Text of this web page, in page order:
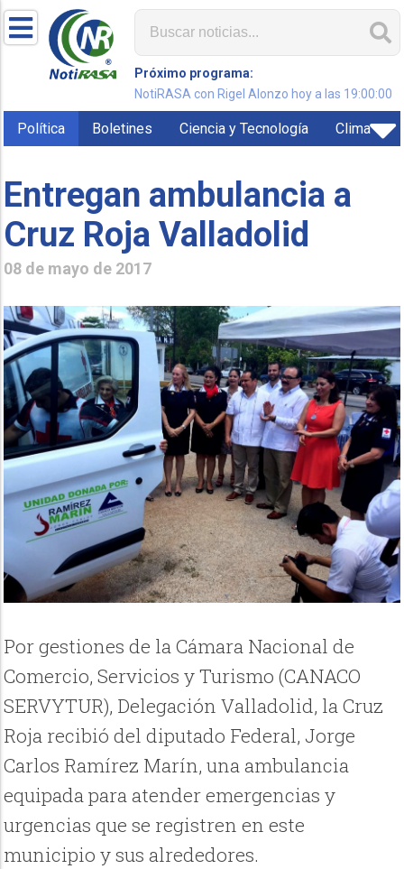
Próximo programa:
NotiRASA con Rigel Alonzo hoy a las 19:00:00
Política Boletines Ciencia y Tecnología Clima
Entregan ambulancia a
Cruz Roja Valladolid
08 de mayo de 2017
Por gestiones de la Cámara Nacional de
Comercio, Servicios y Turismo (CANACO
SERVYTUR), Delegación Valladolid, la Cruz
Roja recibió del diputado Federal, Jorge
Carlos Ramírez Marín, una ambulancia
equipada para atender emergencias y
urgencias que se registren en este
municipio y sus alrededores.